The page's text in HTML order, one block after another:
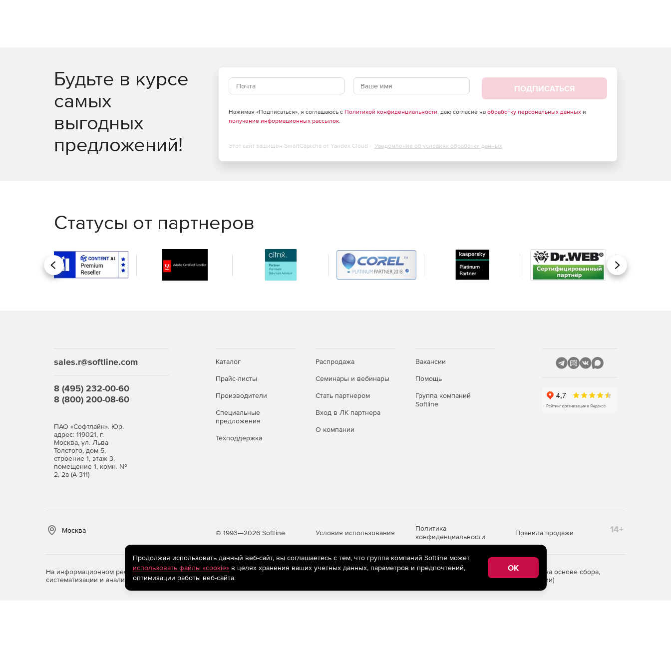
Поддержка широкого спектра платформ виртуализации серверов и инфраструктур VDI.
Интеллектуальная оптимизация, такая как общий кэш, существенно снижает нагрузку на IT-
инфраструктуру.
Безопасность в публичных облаках
Полная видимость всех облачных рабочих нагрузок через API-интерфейсы публичных облачных
Автоматизация политики безопасности и масштабируемости для надежной защиты облачной среды.
Покупайте Kaspersky Security для виртуальных и облачных сред и успешно отражайте самые
сложные атаки.
Будьте в курсе
самых
выгодных
предложений!
ПОДПИСАТЬСЯ
Нажимая «Подписаться», я соглашаюсь с Политикой конфиденциальности, даю согласие на обработку персональных данныхи
получение информационных рассылок.
Этот сайт защищен SmartCaptcha от Yandex Cloud - Уведомление об условиях обработки данных
Статусы от партнеров
Назад Вперед
sales.r@softline.com
8 (495) 232-00-60
8 (800) 200-08-60
ПАО «Софтлайн». Юр.
адрес: 119021, г.
Москва, ул. Льва
Толстого, дом 5,
строение 1, этаж 3,
помещение 1, комн. №
2, 2а (А-311)
Каталог
Прайс-листы
Производители
Специальные
предложения
Техподдержка
Распродажа
Семинары и вебинары
Стать партнером
Вход в ЛК партнера
О компании
Вакансии
Помощь
Группа компаний
Softline
Москва © 1993—2026 Softline Условия использования
Политика
конфиденциальности
Правила продажи 14+
На информационном ресурсе store.softline.ru применяютсярекомендательные технологии (информационные технологии предоставления информации на основе сбора,
систематизации и анализа сведений, относящихся к предпочтениям пользователей сети «Интернет», находящихся на территории Российской Федерации)
Продолжая использовать данный веб-сайт, вы соглашаетесь с тем, что группа компаний Softline может
использовать файлы «cookie»в целях хранения ваших учетных данных, параметров и предпочтений,
оптимизации работы веб-сайта.
OK